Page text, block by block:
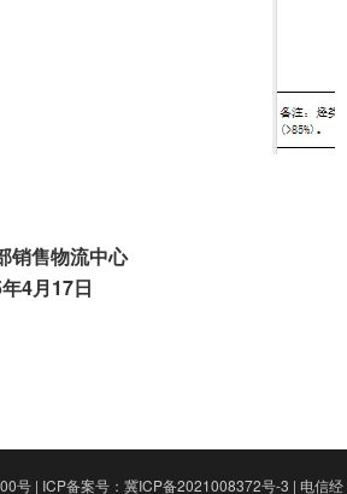
销售物流中心
年4月17日
号 | ICP备案号：冀ICP备2021008372号-3 | 电信经